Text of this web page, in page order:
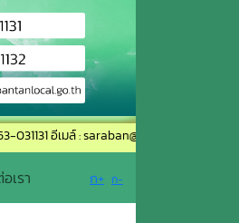
ล์ : saraban@bantanlocal.go.th
เรา ก+ ก-